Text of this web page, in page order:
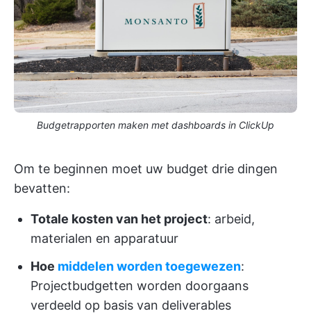
Budgetrapporten maken met dashboards in ClickUp
Om te beginnen moet uw budget drie dingen
bevatten:
Totale kosten van het project: arbeid,
materialen en apparatuur
Hoe middelen worden toegewezen:
Projectbudgetten worden doorgaans
verdeeld op basis van deliverables